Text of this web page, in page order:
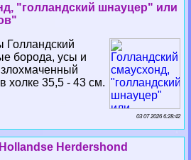
"голландский шнауцер" или
Голландский
борода, усы и
холке 35,5 - 43 см.
03 07 2026 6:28:42
Herdershond